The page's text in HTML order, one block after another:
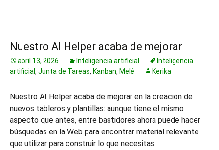
Nuestro AI Helper acaba de mejorar
abril 13, 2026 Inteligencia artificial
Inteligencia
artificial, Junta de Tareas, Kanban, Melé Kerika
Nuestro AI Helper acaba de mejorar en la creación de
nuevos tableros y plantillas: aunque tiene el mismo
aspecto que antes, entre bastidores ahora puede hacer
búsquedas en la Web para encontrar material relevante
que utilizar para construir lo que necesitas.